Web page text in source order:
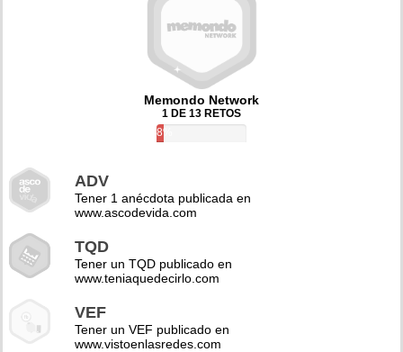
Memondo Network
1 DE 13 RETOS
8%
ADV
Tener 1 anécdota publicada en
www.ascodevida.com
TQD
Tener un TQD publicado en
www.teniaquedecirlo.com
VEF
Tener un VEF publicado en
www.vistoenlasredes.com